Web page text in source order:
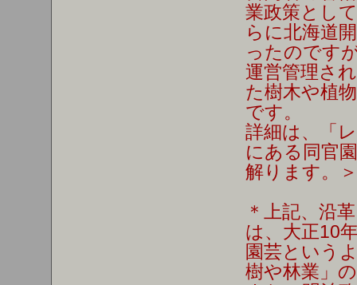
業政策とし
らに北海道
ったのです
運営管理さ
た樹木や植
です。
詳細は、「
にある同官
解ります。＞
＊上記、沿
は、大正10
園芸という
樹や林業」